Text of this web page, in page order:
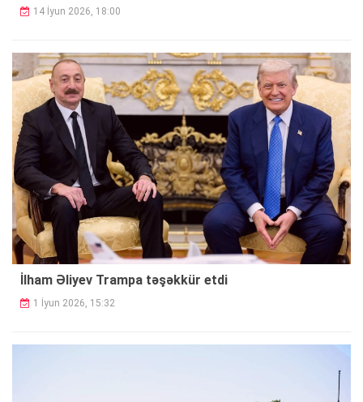
14 İyun 2026, 18:00
İlham Əliyev Trampa təşəkkür etdi
1 İyun 2026, 15:32